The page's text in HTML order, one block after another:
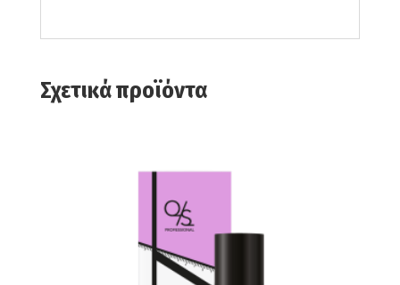
Σχετικά προϊόντα